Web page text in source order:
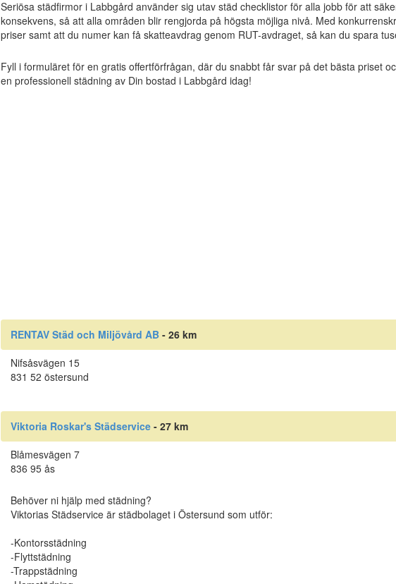
Seriösa städfirmor i Labbgård använder sig utav städ checklistor för alla jobb för att
konsekvens, så att alla områden blir rengjorda på högsta möjliga nivå. Med
priser samt att du numer kan få skatteavdrag genom RUT-avdraget, så kan du spara
Fyll i formuläret för en gratis offertförfrågan, där du snabbt får svar på det bästa priset
en professionell städning av Din bostad i Labbgård idag!
RENTAV Städ och Miljövård AB- 26 km
Nifsåsvägen 15
831 52 östersund
Viktoria Roskar's Städservice- 27 km
Blåmesvägen 7
836 95 ås
Behöver ni hjälp med städning?
Viktorias Städservice är städbolaget i Östersund som utför:
-Kontorsstädning
-Flyttstädning
-Trappstädning